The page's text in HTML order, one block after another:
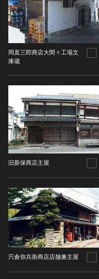
岡直三郎商店大間々工場文
庫蔵
旧新保商店主屋
宍倉弥兵衛商店店舗兼主屋
飛鳥 [日本]
奈良 [日本]
平安 [日本]
室町 [日本]
安土・桃山 [日本]
江戸 [日本]
明治 [日本]
大正 [日本]
昭和以降 [日本]
昭和 [日本]
旧石器 [朝鮮半島]
新石器 [朝鮮半島]
青銅器 [朝鮮半島]
鉄器 [朝鮮半島]
原三国・朝鮮三国 [
宗教建築
城郭建築
住居建築
近世以前その他
日本画
油彩画
水彩
素描
東洋画(日本画を除く)
その他
版画
銅版画
リトグラフ（石版画
シルクスクリーン
その他
所在地（都道府県）を選択
所在地（市区町村）
所在地（市区町村）を選択
指定区分
指定区分を選択
国宝
重要文化財
登録有形文化財
重要無形文化財
登録無形文化財
記録作成等の措置を
重要有形民俗文化財
重要無形民俗文化財
登録無形民俗文化財
記録作成等の措置を
メディア（動画等）
メディア（動画等）を選択
動画
高画質画像
画像ライセンス
画像ライセンスを選択
CC0
PDM
CC BY（表示）
20件で表示